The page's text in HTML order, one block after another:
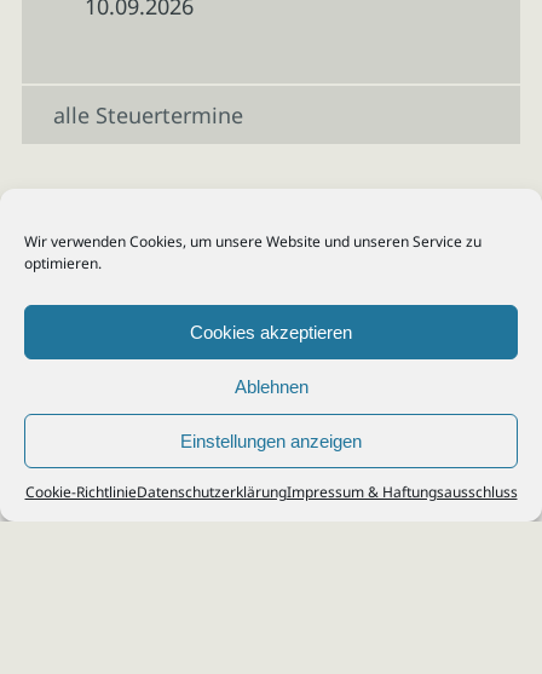
Wir verwenden Cookies, um unsere Website und unseren Service zu
optimieren.
Cookies akzeptieren
Ablehnen
Einstellungen anzeigen
Cookie-RichtlinieDatenschutzerklärungImpressum & Haftungsausschluss
10.09.2026
alle Steuertermine
© 2026Steuerberater Kempf, Köln - Steuerberatung Poll, Porz, Deutz, Mülheim,